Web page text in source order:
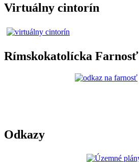
Virtuálny cintorín
Rímskokatolícka Farnosť
Odkazy